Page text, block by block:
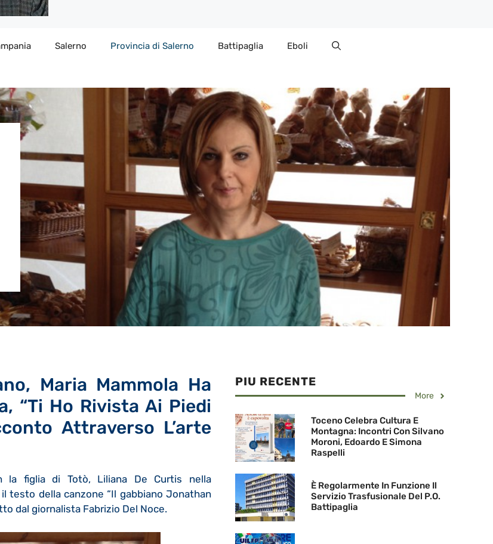
Salerno Provincia di Salerno Battipaglia Eboli
Maria Mammola Ha
“Ti Ho Rivista Ai Piedi
Attraverso L’arte
la figlia di Totò, Liliana De Curtis nella
il testo della canzone “Il gabbiano Jonathan
dal giornalista Fabrizio Del Noce.
PIU RECENTE
More
Toceno Celebra Cultura E
Montagna: Incontri Con Silvano
Moroni, Edoardo E Simona
Raspelli
È Regolarmente In Funzione Il
Servizio Trasfusionale Del P.O.
Battipaglia